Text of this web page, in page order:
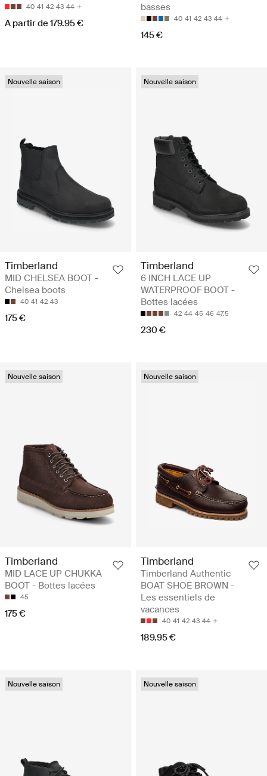
40 41 42 43 44
A partir de 179.95 €
basses
40 41 42 43 44
145 €
Nouvelle saison
Timberland
MID CHELSEA BOOT -
Chelsea boots
40 41 42 43
175 €
Nouvelle saison
Timberland
6 INCH LACE UP
WATERPROOF BOOT -
Bottes lacées
42 44 45 46 47.5
230 €
Nouvelle saison
Timberland
MID LACE UP CHUKKA
BOOT - Bottes lacées
45
175 €
Nouvelle saison
Timberland
Timberland Authentic
BOAT SHOE BROWN -
Les essentiels de
vacances
40 41 42 43 44
189.95 €
Nouvelle saison Nouvelle saison